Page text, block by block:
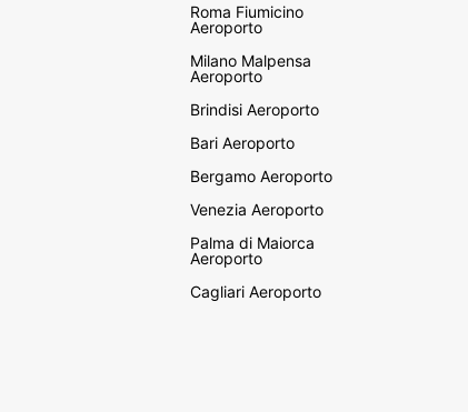
Roma Fiumicino
Aeroporto
Milano Malpensa
Aeroporto
Brindisi Aeroporto
Bari Aeroporto
Bergamo Aeroporto
Venezia Aeroporto
Palma di Maiorca
Aeroporto
Cagliari Aeroporto